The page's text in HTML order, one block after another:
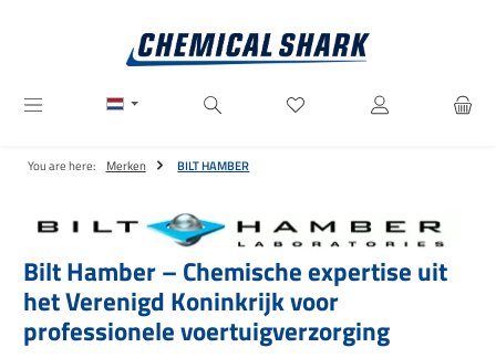
Je hebt 0 items op je
You are here: Merken BILT HAMBER
Bilt Hamber – Chemische expertise uit
het Verenigd Koninkrijk voor
professionele voertuigverzorging